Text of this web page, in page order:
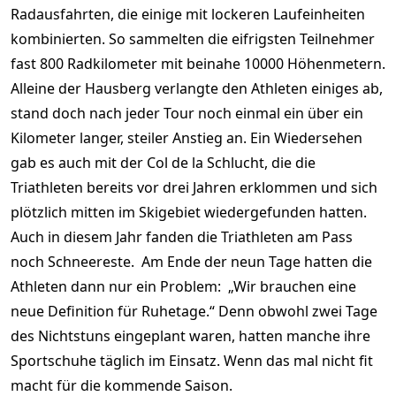
Radausfahrten, die einige mit lockeren Laufeinheiten
kombinierten. So sammelten die eifrigsten Teilnehmer
fast 800 Radkilometer mit beinahe 10000 Höhenmetern.
Alleine der Hausberg verlangte den Athleten einiges ab,
stand doch nach jeder Tour noch einmal ein über ein
Kilometer langer, steiler Anstieg an. Ein Wiedersehen
gab es auch mit der Col de la Schlucht, die die
Triathleten bereits vor drei Jahren erklommen und sich
plötzlich mitten im Skigebiet wiedergefunden hatten.
Auch in diesem Jahr fanden die Triathleten am Pass
noch Schneereste. Am Ende der neun Tage hatten die
Athleten dann nur ein Problem: „Wir brauchen eine
neue Definition für Ruhetage.“ Denn obwohl zwei Tage
des Nichtstuns eingeplant waren, hatten manche ihre
Sportschuhe täglich im Einsatz. Wenn das mal nicht fit
macht für die kommende Saison.